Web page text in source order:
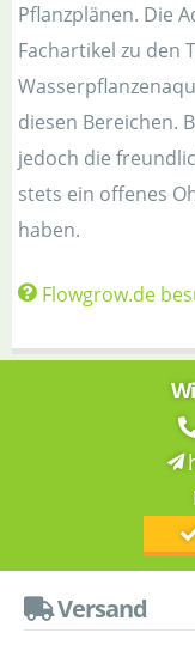
Pflanzplänen. Die
Fachartikel zu den
diesen Bereichen.
jedoch die
stets ein offenes
haben.
Flowgrow.de
Versand